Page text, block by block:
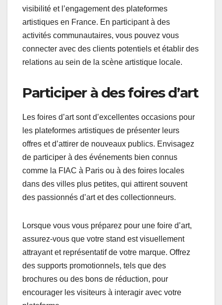
visibilité et l’engagement des plateformes
artistiques en France. En participant à des
activités communautaires, vous pouvez vous
connecter avec des clients potentiels et établir des
relations au sein de la scène artistique locale.
Participer à des foires d’art
Les foires d’art sont d’excellentes occasions pour
les plateformes artistiques de présenter leurs
offres et d’attirer de nouveaux publics. Envisagez
de participer à des événements bien connus
comme la FIAC à Paris ou à des foires locales
dans des villes plus petites, qui attirent souvent
des passionnés d’art et des collectionneurs.
Lorsque vous vous préparez pour une foire d’art,
assurez-vous que votre stand est visuellement
attrayant et représentatif de votre marque. Offrez
des supports promotionnels, tels que des
brochures ou des bons de réduction, pour
encourager les visiteurs à interagir avec votre